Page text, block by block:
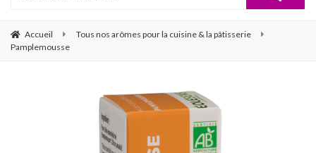
Accueil
Tous nos arômes pour la cuisine & la pâtisserie
Pamplemousse